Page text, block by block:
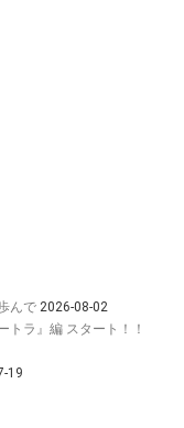
んで 2026-08-02
トラ』編 スタート！！
19